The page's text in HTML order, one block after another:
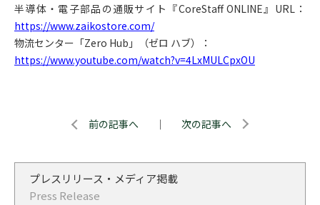
半導体・電子部品の通販サイト『CoreStaff ONLINE』URL：
https://www.zaikostore.com/
物流センター「Zero Hub」（ゼロ ハブ）：
https://www.youtube.com/watch?v=4LxMULCpxOU
前の記事へ ｜ 次の記事へ
プレスリリース・メディア掲載
Press Release